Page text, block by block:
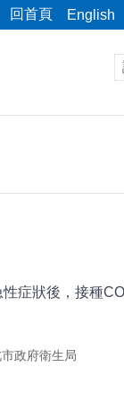
回首頁 English
症狀後，接種
政府衛生局